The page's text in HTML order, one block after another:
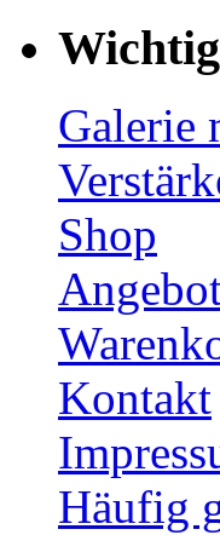
Galerie
Shop
Kontakt
Häufig